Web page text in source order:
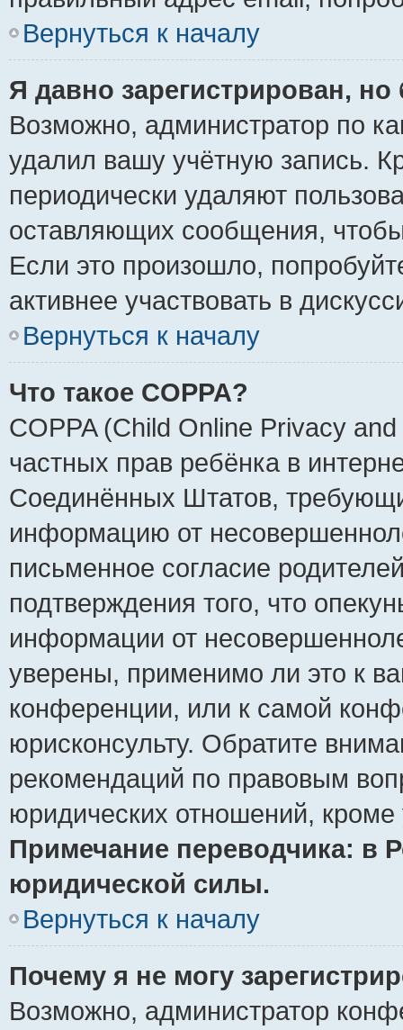
Вернуться к началу
Я давно зарегистрирован,
Возможно, администратор по
удалил вашу учётную запись.
периодически удаляют
оставляющих сообщения,
Если это произошло,
активнее участвовать в
Вернуться к началу
Что такое COPPA?
COPPA (Child Online Privacy
частных прав ребёнка в
Соединённых Штатов,
информацию от
письменное согласие
подтверждения того, что
информации от
уверены, применимо ли это к
конференции, или к самой
юрисконсульту. Обратите
рекомендаций по правовым
юридических отношений,
Примечание переводчика: в
юридической силы.
Вернуться к началу
Почему я не могу
Возможно, администратор